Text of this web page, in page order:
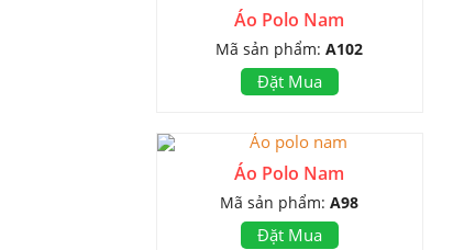
Áo Polo Nam
Mã sản phẩm:A102
Đặt Mua
Áo Polo Nam
Mã sản phẩm:A98
Đặt Mua